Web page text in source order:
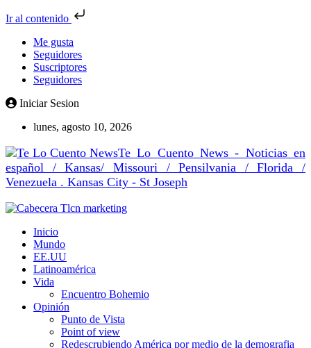
Ir al contenido
Me gusta
Seguidores
Suscriptores
Seguidores
Iniciar Sesion
lunes, agosto 10, 2026
Te Lo Cuento News - Noticias en
español / Kansas/ Missouri / Pensilvania / Florida /
Venezuela . Kansas City - St Joseph
Inicio
Mundo
EE.UU
Latinoamérica
Vida
Encuentro Bohemio
Opinión
Punto de Vista
Point of view
Redescrubiendo América por medio de la demografia